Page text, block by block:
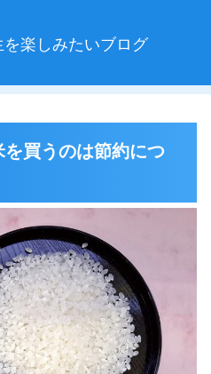
楽しみたいブログ
買うのは節約につ